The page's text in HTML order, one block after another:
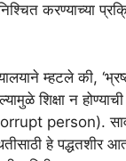
करण्याच्या
म्हटले की,
शिक्षा न
person).
हे पद्धतशीर